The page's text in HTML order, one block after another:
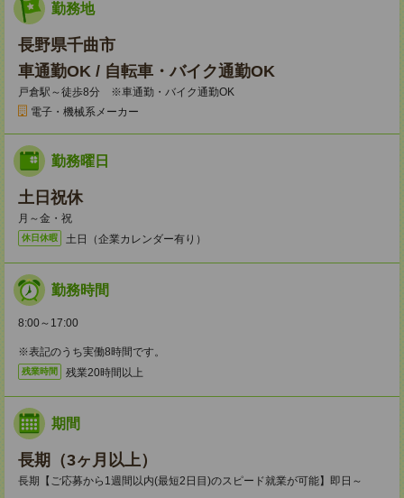
勤務地
長野県千曲市
車通勤OK / 自転車・バイク通勤OK
戸倉駅～徒歩8分 ※車通勤・バイク通勤OK
電子・機械系メーカー
勤務曜日
土日祝休
月～金・祝
休日休暇 土日（企業カレンダー有り）
勤務時間
8:00～17:00
※表記のうち実働8時間です。
残業時間 残業20時間以上
期間
長期（3ヶ月以上）
長期【ご応募から1週間以内(最短2日目)のスピード就業が可能】即日～